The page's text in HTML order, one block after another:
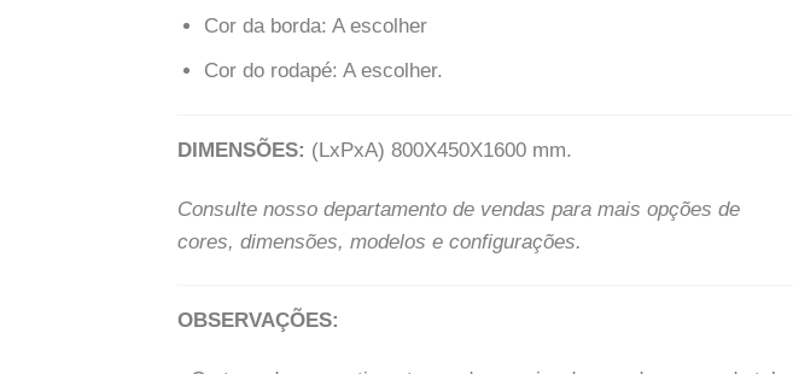
Cor da borda: A escolher
Cor do rodapé: A escolher.
DIMENSÕES: (LxPxA) 800X450X1600 mm.
Consulte nosso departamento de vendas para mais opções de
cores, dimensões, modelos e configurações.
OBSERVAÇÕES: